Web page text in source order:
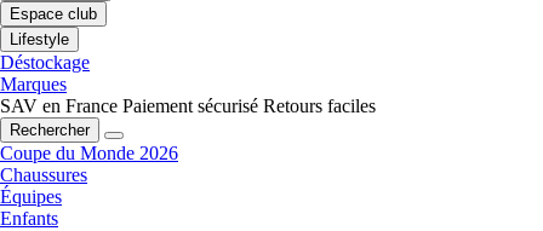
Espace club
Lifestyle
Déstockage
Marques
SAV en France Paiement sécurisé Retours faciles
Rechercher
Coupe du Monde 2026
Chaussures
Équipes
Enfants